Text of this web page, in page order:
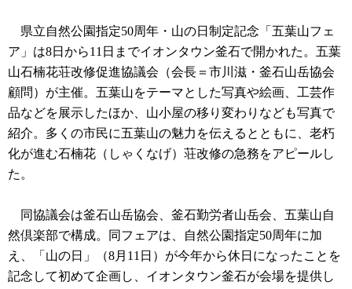
県立自然公園指定50周年・山の日制定記念「五葉山フェ
ア」は8日から11日までイオンタウン釜石で開かれた。五葉
山石楠花荘改修促進協議会（会長＝市川滋・釜石山岳協会
顧問）が主催。五葉山をテーマとした写真や絵画、工芸作
品などを展示したほか、山小屋の移り変わりなども写真で
紹介。多くの市民に五葉山の魅力を伝えるとともに、老朽
化が進む石楠花（しゃくなげ）荘改修の急務をアピールし
た。
同協議会は釜石山岳協会、釜石勤労者山岳会、五葉山自
然倶楽部で構成。同フェアは、自然公園指定50周年に加
え、「山の日」（8月11日）が今年から休日になったことを
記念して初めて企画し、イオンタウン釜石が会場を提供し